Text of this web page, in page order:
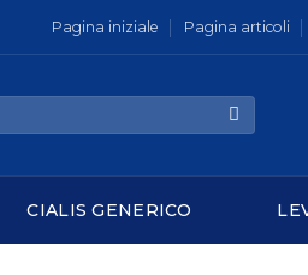
Pagina iniziale Pagina articoli
CIALIS GENERICO